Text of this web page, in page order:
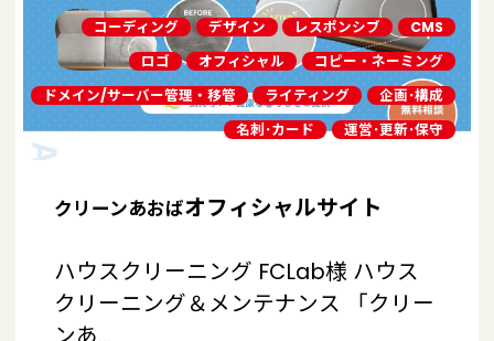
コーディング デザイン レスポンシブ
CMS
ロゴ
オフィシャル
コピー・ネーミング
ドメイン/サーバー管理・移管
ライティング
企画･構成
名刺･カード
運営･更新･保守
クリーンあおばオフィシャルサイト
ハウスクリーニング FCLab様 ハウス
クリーニング＆メンテナンス 「クリー